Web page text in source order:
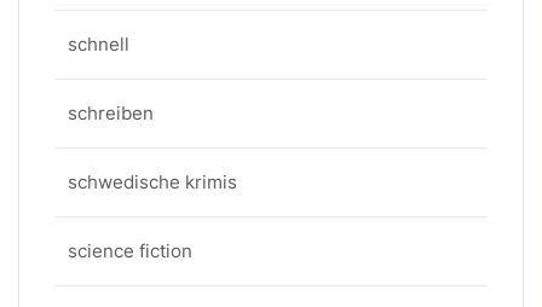
schnell
schreiben
schwedische krimis
science fiction